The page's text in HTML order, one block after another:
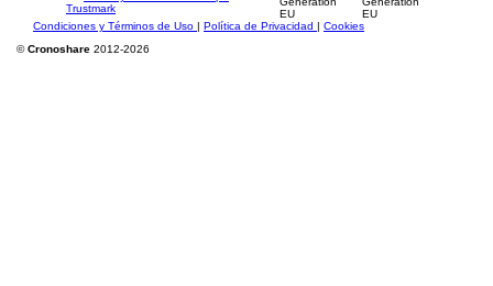
Condiciones y Términos de Uso | Política de Privacidad | Cookies
©Cronoshare 2012-2026